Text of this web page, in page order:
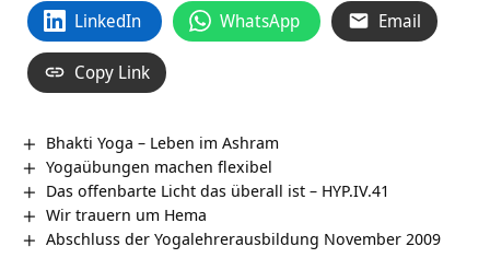
LinkedIn WhatsApp Email
Copy Link
Bhakti Yoga – Leben im Ashram
Yogaübungen machen flexibel
Das offenbarte Licht das überall ist – HYP.IV.41
Wir trauern um Hema
Abschluss der Yogalehrerausbildung November 2009